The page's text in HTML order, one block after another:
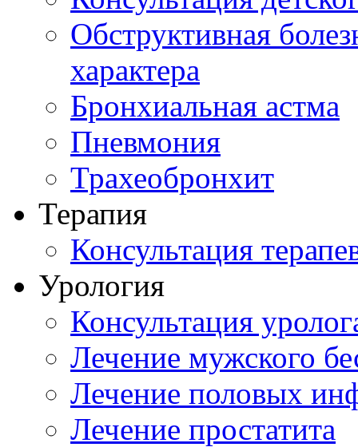
Обструктивная
характера
Бронхиальная астма
Пневмония
Трахеобронхит
Терапия
Консультация
Урология
Консультация
Лечение мужского
Лечение половых
Лечение простатита